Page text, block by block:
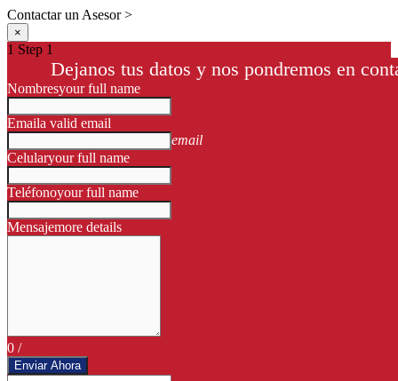
Contactar un Asesor >
×
1 Step 1
Dejanos tus datos y nos pondremos en
Nombresyour full name
Emaila valid email
email
Celularyour full name
Teléfonoyour full name
Mensajemore details
0 /
Enviar Ahora